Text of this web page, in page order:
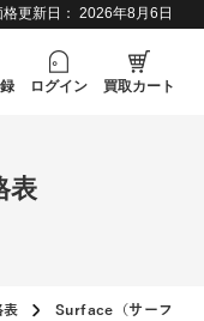
更新日： 2026年8月6日
ログイン 買取カート
表
表 Surface（サーフェ